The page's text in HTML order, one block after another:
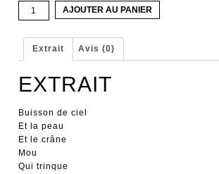
quantité
de
creux
AJOUTER AU PANIER
Extrait Avis (0)
EXTRAIT
Buisson de ciel
Et la peau
Et le crâne
Mou
Qui trinque